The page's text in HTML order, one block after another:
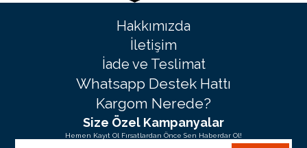
Hakkımızda
İletişim
İade ve Teslimat
Whatsapp Destek Hattı
Kargom Nerede?
Size Özel Kampanyalar
Hemen Kayıt Ol Fırsatlardan Önce Sen Haberdar Ol!